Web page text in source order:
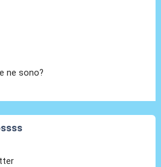
ne sono?